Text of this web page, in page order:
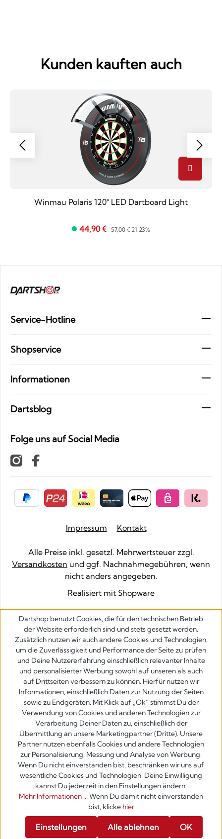
Kunden kauften auch
Winmau Polaris 120° LED Dartboard Light
44,90 € 57,00 € 21.23%
Service-Hotline
Shopservice
Informationen
Dartsblog
Folge uns auf Social Media
Impressum Kontakt
Alle Preise inkl. gesetzl. Mehrwertsteuer zzgl.
Versandkosten und ggf. Nachnahmegebühren, wenn
nicht anders angegeben.
Realisiert mit Shopware
Werkzeugleiste anzeigen
Dartshop benutzt Cookies, die für den technischen Betrieb
der Website erforderlich sind und stets gesetzt werden.
Zusätzlich nutzen wir auch andere Cookies und Technologien,
um die Zuverlässigkeit und Performance der Seite zu prüfen
und Deine Nutzererfahrung einschließlich relevanter Inhalte
und personalisierter Werbung sowohl auf unseren als auch
auf Drittseiten verbessern zu können. Hierfür nutzen wir
Informationen, einschließlich Daten zur Nutzung der Seiten
sowie zu Endgeräten. Mit Klick auf „Ok” stimmst Du der
Verwendung von Cookies und anderen Technologien zur
Verarbeitung Deiner Daten zu, einschließlich der
Übermittlung an unsere Marketingpartner (Dritte). Unsere
Partner nutzen ebenfalls Cookies und andere Technologien
zur Personalisierung, Messung und Analyse von Werbung.
Wenn Du nicht einverstanden bist, beschränken wir uns auf
wesentliche Cookies und Technologien. Deine Einwilligung
kannst Du jederzeit in den Einstellungen ändern.
Mehr Informationen ...Wenn Du damit nicht einverstanden
bist, klicke hier
Alle ablehnen
Einstellungen OK